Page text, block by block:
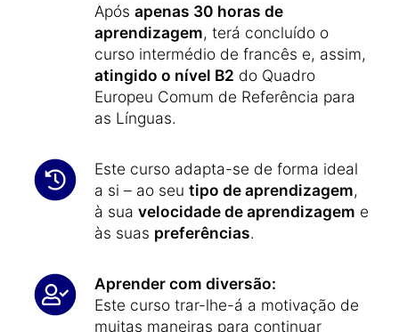
Após apenas 30 horas de
aprendizagem, terá concluído o
curso intermédio de francês e, assim,
atingido o nível B2 do Quadro
Europeu Comum de Referência para
as Línguas.
Este curso adapta-se de forma ideal
a si – ao seu tipo de aprendizagem,
à sua velocidade de aprendizagem e
às suas preferências.
Aprender com diversão:
Este curso trar-lhe-á a motivação de
muitas maneiras para continuar